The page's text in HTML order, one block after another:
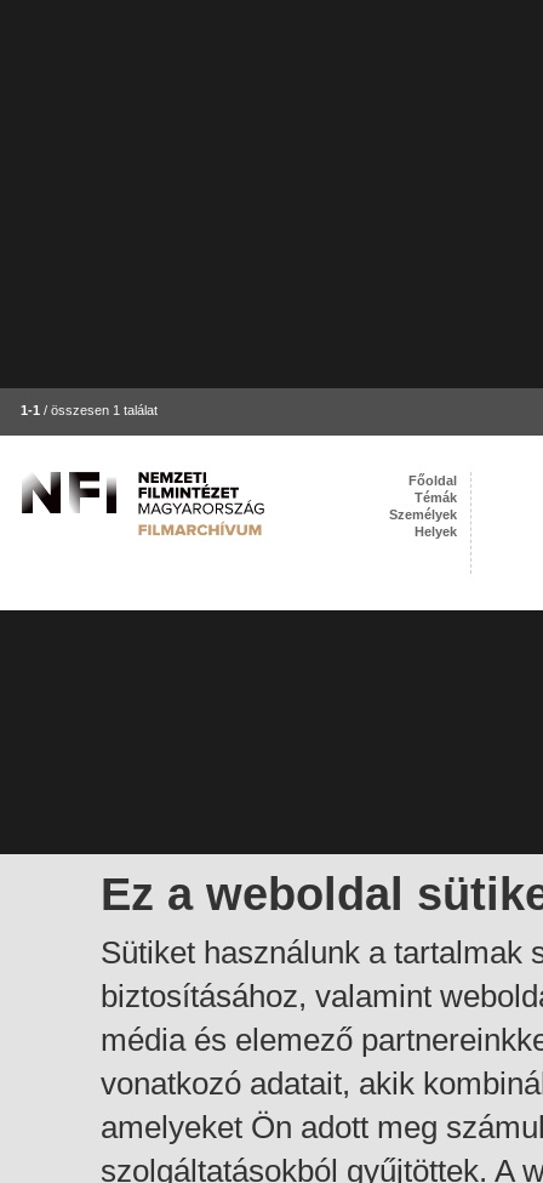
1-1 / összesen 1 találat
Ez a weboldal
Sütiket használunk a tartalmak
biztosításához, valamint
média és elemező
vonatkozó adatait, akik
amelyeket Ön adott meg
szolgáltatásokból gyűjtöttek. A
Főoldal
Témák
Személyek
Helyek